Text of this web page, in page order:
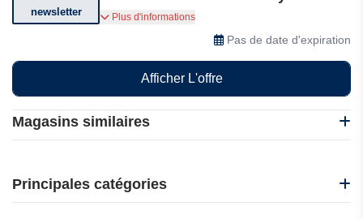
Magasins similaires
Qustodio
Depositphotos
Principales catégories
newsletter
Abonnez-vous pour bénéficier de réductions et
Plus d'informations
Pas de date d'expiration
Afficher L'offre